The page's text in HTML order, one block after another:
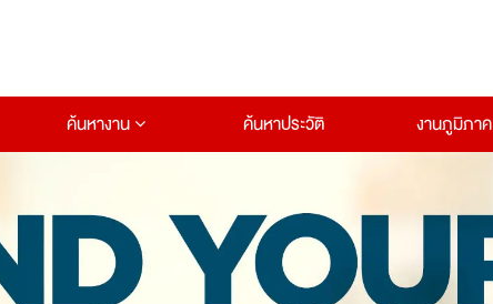
ค้นหางาน ค้นหาประวัติ งานภูมิภาค